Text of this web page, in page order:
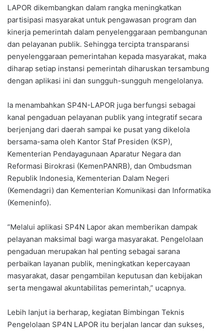
LAPOR dikembangkan dalam rangka meningkatkan
partisipasi masyarakat untuk pengawasan program dan
kinerja pemerintah dalam penyelenggaraan pembangunan
dan pelayanan publik. Sehingga tercipta transparansi
penyelenggaraan pemerintahan kepada masyarakat, maka
diharap setiap instansi pemerintah diharuskan tersambung
dengan aplikasi ini dan sungguh-sungguh mengelolanya.
Ia menambahkan SP4N-LAPOR juga berfungsi sebagai
kanal pengaduan pelayanan publik yang integratif secara
berjenjang dari daerah sampai ke pusat yang dikelola
bersama-sama oleh Kantor Staf Presiden (KSP),
Kementerian Pendayagunaan Aparatur Negara dan
Reformasi Birokrasi (KemenPANRB), dan Ombudsman
Republik Indonesia, Kementerian Dalam Negeri
(Kemendagri) dan Kementerian Komunikasi dan Informatika
(Kemeninfo).
“Melalui aplikasi SP4N Lapor akan memberikan dampak
pelayanan maksimal bagi warga masyarakat. Pengelolaan
pengaduan merupakan hal penting sebagai sarana
perbaikan layanan publik, meningkatkan kepercayaan
masyarakat, dasar pengambilan keputusan dan kebijakan
serta mengawal akuntabilitas pemerintah,” ucapnya.
Lebih lanjut ia berharap, kegiatan Bimbingan Teknis
Pengelolaan SP4N LAPOR itu berjalan lancar dan sukses,